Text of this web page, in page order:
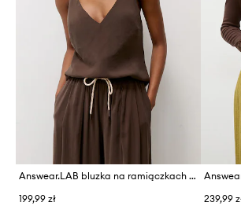
Answear.LAB bluzka na ramiączkach damska z wiskozą
199,99 zł
239,99